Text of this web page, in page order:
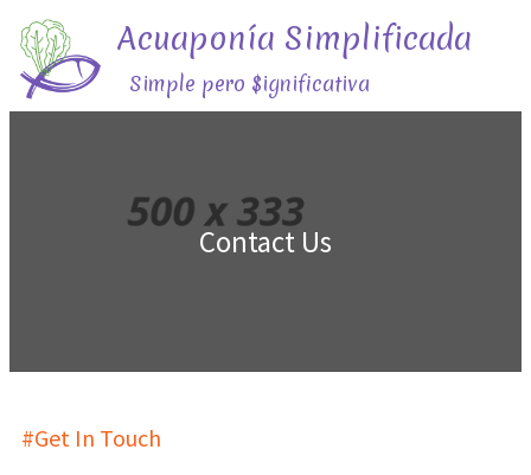
Acuaponía Simplificada
Simple pero $ignificativa
Contact Us
#Get In Touch